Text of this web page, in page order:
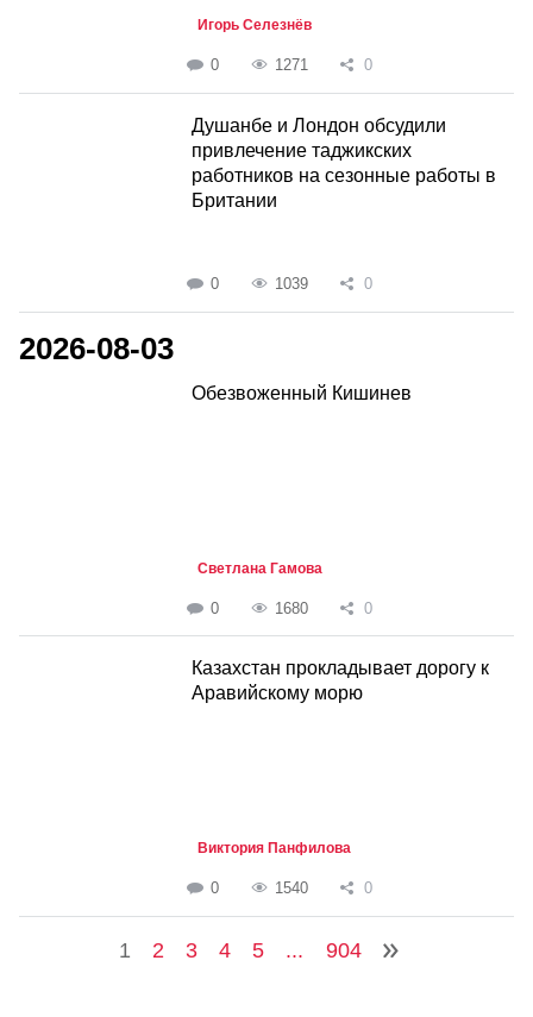
Игорь Селезнёв
0 1271 0
Душанбе и Лондон обсудили
привлечение таджикских
работников на сезонные работы в
Британии
0 1039 0
2026-08-03
Обезвоженный Кишинев
Светлана Гамова
0 1680 0
Казахстан прокладывает дорогу к
Аравийскому морю
Виктория Панфилова
0 1540 0
1 2 3 4 5 ... 904